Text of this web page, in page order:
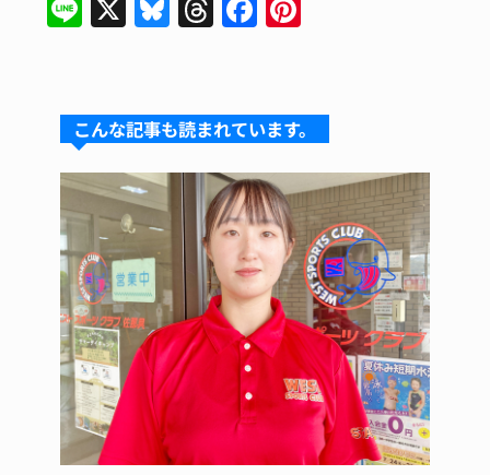
n u
s
k
y
hr
a
d
s
a
e
b
o
o
k
re
st
こんな記事も読まれています。